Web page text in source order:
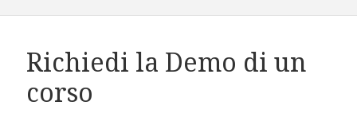
Richiedi la Demo di un
corso